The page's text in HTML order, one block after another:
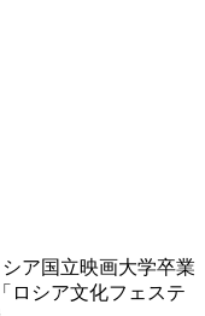
ア国立映画大学卒業
シア文化フェステ